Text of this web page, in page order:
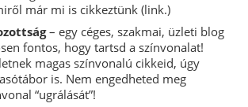
már mi is cikkeztünk (link.)
– egy céges, szakmai, üzleti blog
fontos, hogy tartsd a színvonalat!
magas színvonalú cikkeid, úgy
is. Nem engedheted meg
“ugrálását”!